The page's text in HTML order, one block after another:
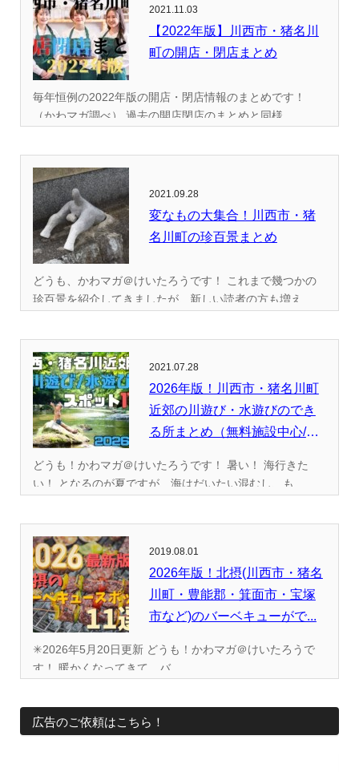
2021.11.03
【2022年版】川西市・猪名川
町の開店・閉店まとめ
毎年恒例の2022年版の開店・閉店情報のまとめです！
（かわマガ調べ） 過去の開店閉店のまとめと同様...
2021.09.28
変なもの大集合！川西市・猪
名川町の珍百景まとめ
どうも、かわマガ＠けいたろうです！ これまで幾つかの
珍百景を紹介してきましたが、新しい読者の方も増え...
2021.07.28
2026年版！川西市・猪名川町
近郊の川遊び・水遊びのでき
る所まとめ（無料施設中心/
どうも！かわマガ＠けいたろうです！ 暑い！ 海行きた
い！ となるのが夏ですが、海はだいたい混むし、も...
2019.08.01
2026年版！北摂(川西市・猪名
川町・豊能郡・箕面市・宝塚
市など)のバーベキューがで...
✳︎2026年5月20日更新 どうも！かわマガ＠けいたろうで
す！ 暖かくなってきて、バ...
広告のご依頼はこちら！